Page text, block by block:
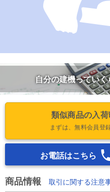
自分の建機ってい
類似商品の入
まずは、無料会員登
お電話はこちら
商品情報 取引に関する注意